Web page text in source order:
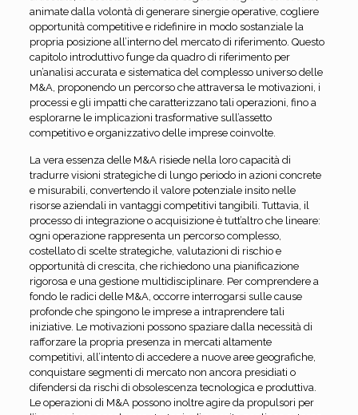
animate dalla volontà di generare sinergie operative, cogliere
opportunità competitive e ridefinire in modo sostanziale la
propria posizione all’interno del mercato di riferimento. Questo
capitolo introduttivo funge da quadro di riferimento per
un’analisi accurata e sistematica del complesso universo delle
M&A, proponendo un percorso che attraversa le motivazioni, i
processi e gli impatti che caratterizzano tali operazioni, fino a
esplorarne le implicazioni trasformative sull’assetto
competitivo e organizzativo delle imprese coinvolte.
La vera essenza delle M&A risiede nella loro capacità di
tradurre visioni strategiche di lungo periodo in azioni concrete
e misurabili, convertendo il valore potenziale insito nelle
risorse aziendali in vantaggi competitivi tangibili. Tuttavia, il
processo di integrazione o acquisizione è tutt’altro che lineare:
ogni operazione rappresenta un percorso complesso,
costellato di scelte strategiche, valutazioni di rischio e
opportunità di crescita, che richiedono una pianificazione
rigorosa e una gestione multidisciplinare. Per comprendere a
fondo le radici delle M&A, occorre interrogarsi sulle cause
profonde che spingono le imprese a intraprendere tali
iniziative. Le motivazioni possono spaziare dalla necessità di
rafforzare la propria presenza in mercati altamente
competitivi, all’intento di accedere a nuove aree geografiche,
conquistare segmenti di mercato non ancora presidiati o
difendersi da rischi di obsolescenza tecnologica e produttiva.
Le operazioni di M&A possono inoltre agire da propulsori per